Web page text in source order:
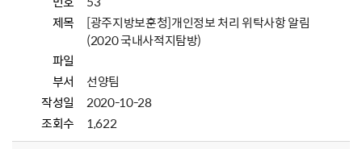
제목
[광주지방보훈청]개인정보 처리 위탁사항 알림
(2020 국내사적지탐방)
파일
부서
선양팀
작성일
2020-10-28
조회수
1,622